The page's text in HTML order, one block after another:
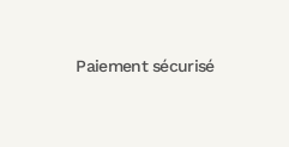
Paiement sécurisé